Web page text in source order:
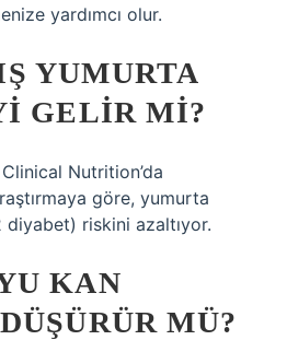
yardımcı olur.
YUMURTA
GELIR MI?
Nutrition’da
göre, yumurta
riskini azaltıyor.
KAN
MÜ?